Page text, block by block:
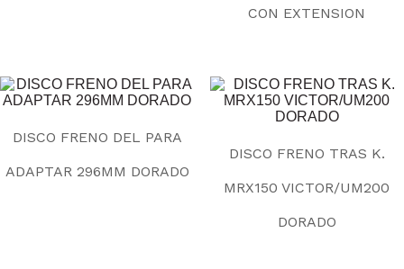
CON EXTENSION
DISCO FRENO DEL PARA
ADAPTAR 296MM DORADO
DISCO FRENO TRAS K.
MRX150 VICTOR/UM200
DORADO